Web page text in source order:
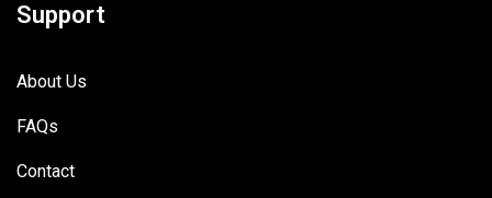
Support
About Us
FAQs
Contact